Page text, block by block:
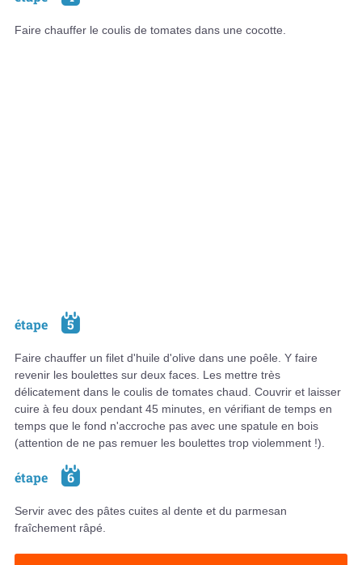
Faire chauffer le coulis de tomates dans une cocotte.
étape 5
Faire chauffer un filet d'huile d'olive dans une poêle. Y faire
revenir les boulettes sur deux faces. Les mettre très
délicatement dans le coulis de tomates chaud. Couvrir et laisser
cuire à feu doux pendant 45 minutes, en vérifiant de temps en
temps que le fond n'accroche pas avec une spatule en bois
(attention de ne pas remuer les boulettes trop violemment !).
étape 6
Servir avec des pâtes cuites al dente et du parmesan
fraîchement râpé.